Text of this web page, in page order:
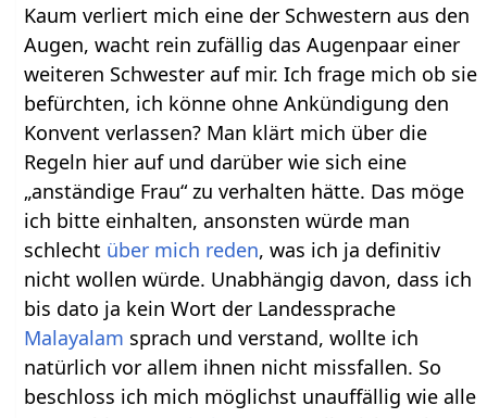
Kaum verliert mich eine der Schwestern aus den
Augen, wacht rein zufällig das Augenpaar einer
weiteren Schwester auf mir. Ich frage mich ob sie
befürchten, ich könne ohne Ankündigung den
Konvent verlassen? Man klärt mich über die
Regeln hier auf und darüber wie sich eine
„anständige Frau“ zu verhalten hätte. Das möge
ich bitte einhalten, ansonsten würde man
schlecht über mich reden, was ich ja definitiv
nicht wollen würde. Unabhängig davon, dass ich
bis dato ja kein Wort der Landessprache
Malayalam sprach und verstand, wollte ich
natürlich vor allem ihnen nicht missfallen. So
beschloss ich mich möglichst unauffällig wie alle